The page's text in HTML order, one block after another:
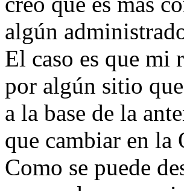
algún
El caso es que mi
por algún sitio
a la base de la
que cambiar en la
Como se puede